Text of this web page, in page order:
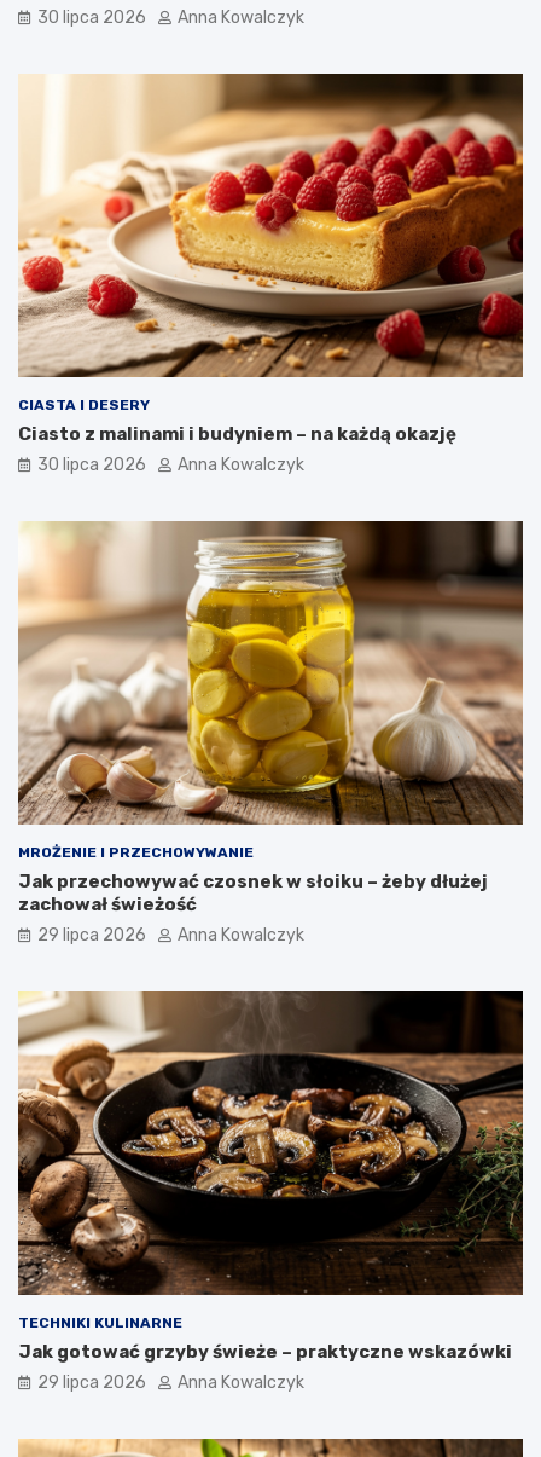
30 lipca 2026 Anna Kowalczyk
CIASTA I DESERY
Ciasto z malinami i budyniem – na każdą okazję
30 lipca 2026 Anna Kowalczyk
MROŻENIE I PRZECHOWYWANIE
Jak przechowywać czosnek w słoiku – żeby dłużej
zachował świeżość
29 lipca 2026 Anna Kowalczyk
TECHNIKI KULINARNE
Jak gotować grzyby świeże – praktyczne wskazówki
29 lipca 2026 Anna Kowalczyk